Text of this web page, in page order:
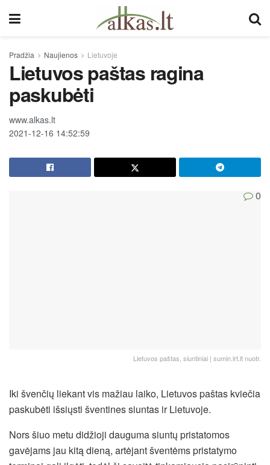
Pradžia Naujienos Lietuvoje
Lietuvos paštas ragina
paskubėti
www.alkas.lt
2021-12-16 14:52:59
0
Lietuvos paštas, siuntiniai | sumin.lrt.lt nuotr.
Iki švenčių liekant vis mažiau laiko, Lietuvos paštas kviečia
paskubėti išsiųsti šventines siuntas ir Lietuvoje.
Nors šiuo metu didžioji dauguma siuntų pristatomos
gavėjams jau kitą dieną, artėjant šventėms pristatymo